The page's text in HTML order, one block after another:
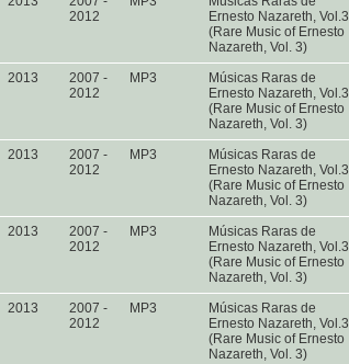
2012
Ernesto Nazareth, Vol.3
(Rare Music of Ernesto
Nazareth, Vol. 3)
2013
2007 -
2012
MP3
Músicas Raras de
Ernesto Nazareth, Vol.3
(Rare Music of Ernesto
Nazareth, Vol. 3)
2013
2007 -
2012
MP3
Músicas Raras de
Ernesto Nazareth, Vol.3
(Rare Music of Ernesto
Nazareth, Vol. 3)
2013
2007 -
2012
MP3
Músicas Raras de
Ernesto Nazareth, Vol.3
(Rare Music of Ernesto
Nazareth, Vol. 3)
2013
2007 -
2012
MP3
Músicas Raras de
Ernesto Nazareth, Vol.3
(Rare Music of Ernesto
Nazareth, Vol. 3)